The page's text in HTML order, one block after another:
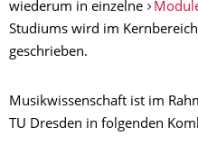
wiederum in einzelne
Studiums wird im
geschrieben.
Musikwissenschaft ist im
TU Dresden in folgenden